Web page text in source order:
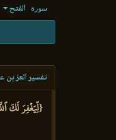
سورة الفتح
تفسير العز بن
{لِّيَغۡفِرَ لَكَ